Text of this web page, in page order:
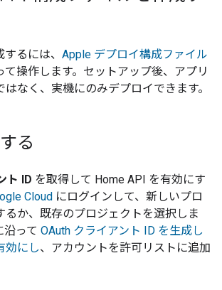
るには、 Apple デプロイ構成ファイル
て操作します。セットアップ後、アプリ
なく、実機にのみデプロイできます。
る
ト ID を取得して Home API を有効にす
Cloud にログインして、新しいプロ
るか、既存のプロジェクトを選択しま
沿って OAuth クライアント ID を生成し
効にし、アカウントを許可リストに追加